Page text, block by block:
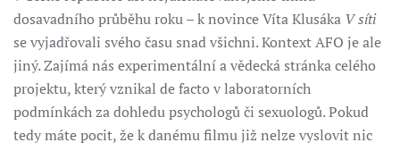
dosavadního průběhu roku – k novince Víta Klusáka V síti
se vyjadřovali svého času snad všichni. Kontext AFO je ale
jiný. Zajímá nás experimentální a vědecká stránka celého
projektu, který vznikal de facto v laboratorních
podmínkách za dohledu psychologů či sexuologů. Pokud
tedy máte pocit, že k danému filmu již nelze vyslovit nic